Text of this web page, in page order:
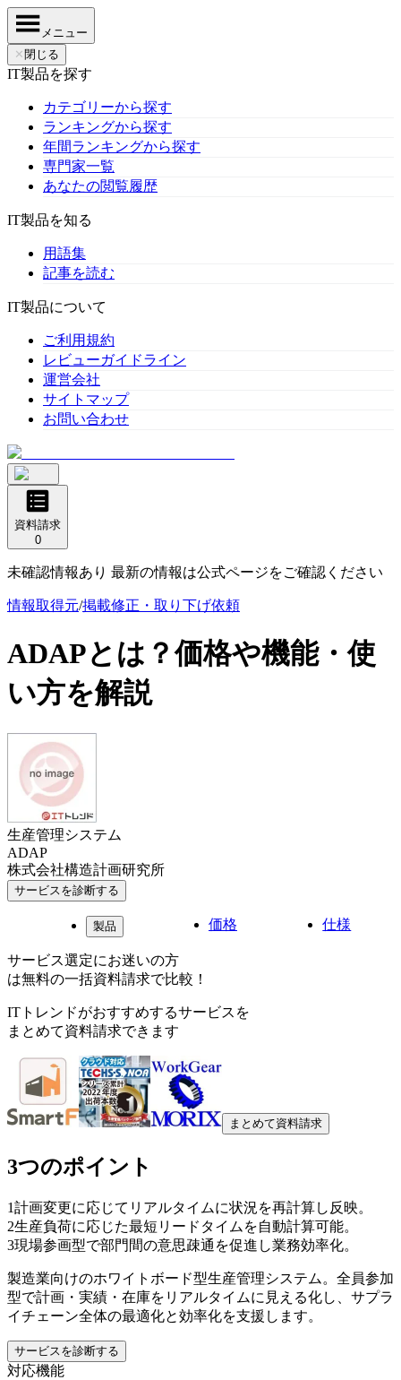
メニュー
✕ 閉じる
IT製品を探す
カテゴリーから探す
ランキングから探す
年間ランキングから探す
専門家一覧
あなたの閲覧履歴
IT製品を知る
用語集
記事を読む
IT製品について
ご利用規約
レビューガイドライン
運営会社
サイトマップ
お問い合わせ
資料請求
0
未確認情報あり 最新の情報は公式ページをご確認ください
情報取得元/掲載修正・取り下げ依頼
ADAPとは？価格や機能・使
い方を解説
生産管理システム
ADAP
株式会社構造計画研究所
サービスを診断する
製品 価格 仕様
サービス選定にお迷いの方
は無料の一括資料請求で比較！
ITトレンドがおすすめするサービスを
まとめて資料請求できます
まとめて資料請求
3つのポイント
1計画変更に応じてリアルタイムに状況を再計算し反映。
2生産負荷に応じた最短リードタイムを自動計算可能。
3現場参画型で部門間の意思疎通を促進し業務効率化。
製造業向けのホワイトボード型生産管理システム。全員参加
型で計画・実績・在庫をリアルタイムに見える化し、サプラ
イチェーン全体の最適化と効率化を支援します。
サービスを診断する
対応機能